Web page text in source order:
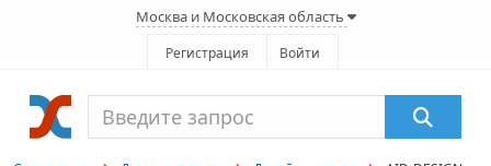
Москва и Московская область
Регистрация Войти